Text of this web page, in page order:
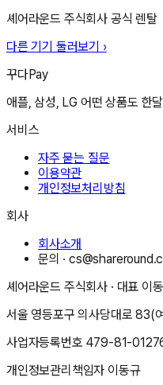
셰어라운드 주식회사 공식 렌탈
다른 기기 둘러보기 ›
꾸다Pay
애플, 삼성, LG 어떤 상품도 한
서비스
자주 묻는 질문
이용약관
개인정보처리방침
회사
회사소개
문의 ·
셰어라운드 주식회사 · 대표 이
서울 영등포구 의사당대로 83(
사업자등록번호 479-81-
개인정보관리책임자 이동규